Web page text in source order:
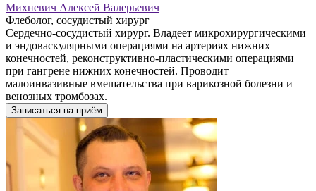
Михневич Алексей Валерьевич
Флеболог, сосудистый хирург
Сердечно-сосудистый хирург. Владеет микрохирургическими
и эндоваскулярными операциями на артериях нижних
конечностей, реконструктивно-пластическими операциями
при гангрене нижних конечностей. Проводит
малоинвазивные вмешательства при варикозной болезни и
венозных тромбозах.
Записаться на приём